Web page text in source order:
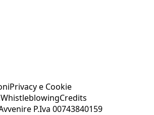
Privacy e Cookie
WhistleblowingCredits
P.Iva 00743840159